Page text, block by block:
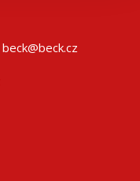
beck@beck.cz